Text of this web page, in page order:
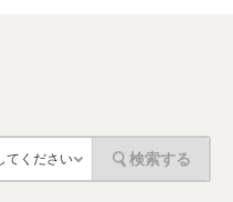
てください 検索する